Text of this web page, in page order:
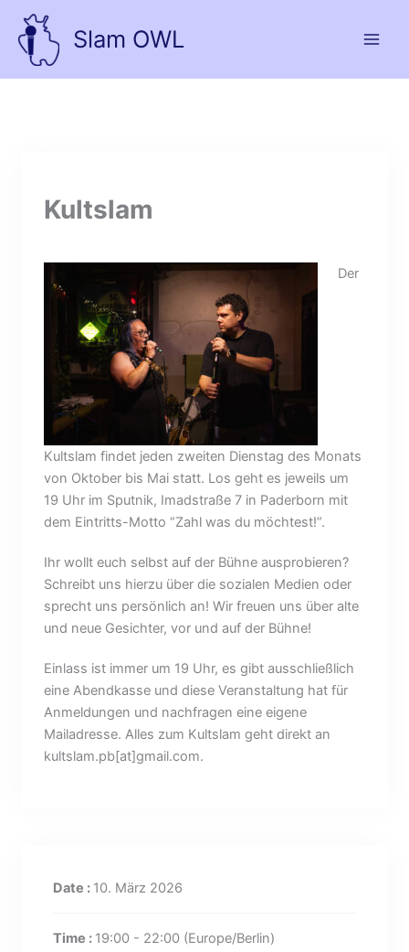
Inhalt
springen
Slam OWL
Kultslam
Der
Kultslam findet jeden zweiten Dienstag des Monats
von Oktober bis Mai statt. Los geht es jeweils um
19 Uhr im Sputnik, Imadstraße 7 in Paderborn mit
dem Eintritts-Motto “Zahl was du möchtest!”.
Ihr wollt euch selbst auf der Bühne ausprobieren?
Schreibt uns hierzu über die sozialen Medien oder
sprecht uns persönlich an! Wir freuen uns über alte
und neue Gesichter, vor und auf der Bühne!
Einlass ist immer um 19 Uhr, es gibt ausschließlich
eine Abendkasse und diese Veranstaltung hat für
Anmeldungen und nachfragen eine eigene
Mailadresse. Alles zum Kultslam geht direkt an
kultslam.pb[at]gmail.com.
Date : 10. März 2026
Time : 19:00 - 22:00 (Europe/Berlin)